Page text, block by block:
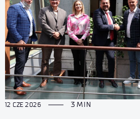
12 CZE 2026 3 MIN